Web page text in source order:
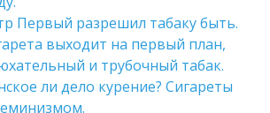
Первый разрешил табаку быть.
выходит на первый план,
и трубочный табак.
ли дело курение? Сигареты